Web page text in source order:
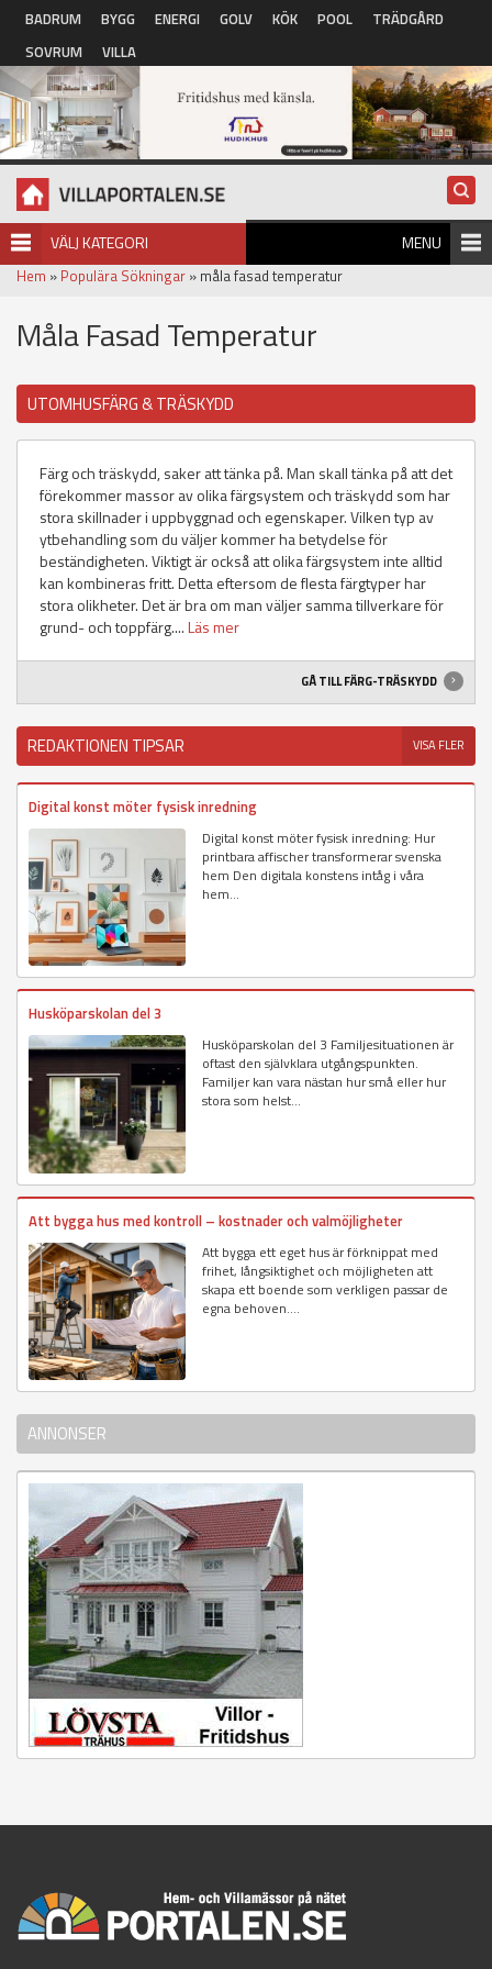
Hoppa till huvudinnehåll
BADRUM BYGG ENERGI GOLV KÖK POOL
TRÄDGÅRD
SOVRUM
VILLA
VÄLJ KATEGORI MENU
Hem » Populära Sökningar » måla fasad temperatur
Måla Fasad Temperatur
UTOMHUSFÄRG & TRÄSKYDD
Färg och träskydd, saker att tänka på. Man skall tänka på att det
förekommer massor av olika färgsystem och träskydd som har
stora skillnader i uppbyggnad och egenskaper. Vilken typ av
ytbehandling som du väljer kommer ha betydelse för
beständigheten. Viktigt är också att olika färgsystem inte alltid
kan kombineras fritt. Detta eftersom de flesta färgtyper har
stora olikheter. Det är bra om man väljer samma tillverkare för
grund- och toppfärg....Läs mer
GÅ TILL FÄRG-TRÄSKYDD
REDAKTIONEN TIPSAR VISA FLER
Digital konst möter fysisk inredning
Digital konst möter fysisk inredning: Hur
printbara affischer transformerar svenska
hem Den digitala konstens intåg i våra
hem...
Husköparskolan del 3
Husköparskolan del 3 Familjesituationen är
oftast den självklara utgångspunkten.
Familjer kan vara nästan hur små eller hur
stora som helst...
Att bygga hus med kontroll – kostnader och valmöjligheter
Att bygga ett eget hus är förknippat med
frihet, långsiktighet och möjligheten att
skapa ett boende som verkligen passar de
egna behoven....
ANNONSER